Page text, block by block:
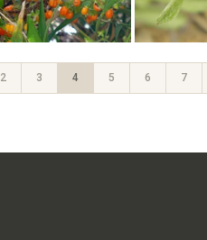
2 3 4 5 6 7